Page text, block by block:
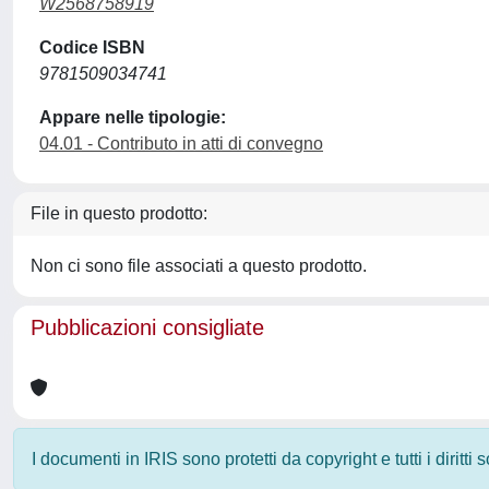
W2568758919
Codice ISBN
9781509034741
Appare nelle tipologie:
04.01 - Contributo in atti di convegno
File in questo prodotto:
Non ci sono file associati a questo prodotto.
Pubblicazioni consigliate
I documenti in IRIS sono protetti da copyright e tutti i diritti